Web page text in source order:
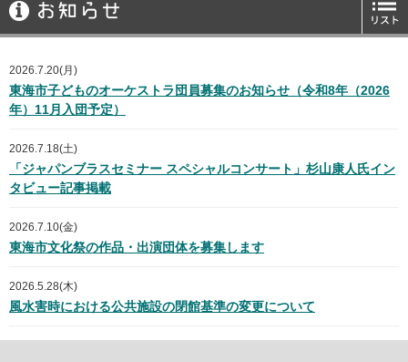
2026.7.20(月)
東海市子どものオーケストラ団員募集のお知らせ（令和8年（2026
年）11月入団予定）
2026.7.18(土)
「ジャパンブラスセミナー スペシャルコンサート」杉山康人氏イン
タビュー記事掲載
2026.7.10(金)
東海市文化祭の作品・出演団体を募集します
2026.5.28(木)
風水害時における公共施設の閉館基準の変更について